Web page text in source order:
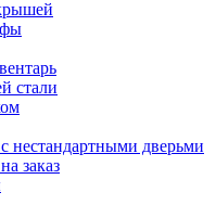
стали
нестандартными дверьми
заказ